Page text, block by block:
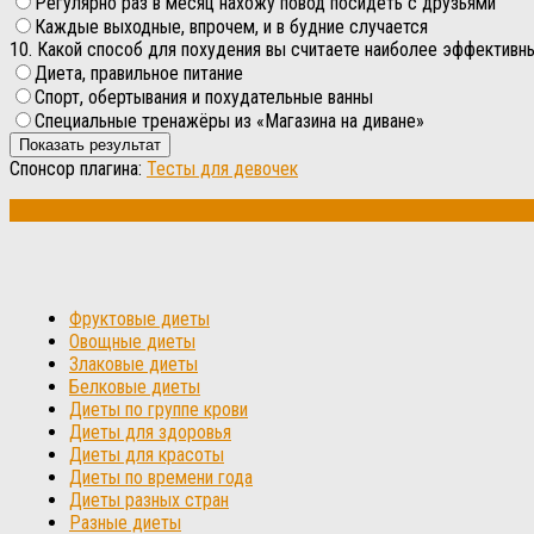
Каждые выходные, впрочем, и в будние случается
10. Какой способ для похудения вы считаете наиболее
Диета, правильное питание
Спорт, обертывания и похудательные ванны
Специальные тренажёры из «Магазина на диване»
Спонсор плагина: Тесты для девочек
Фруктовые диеты
Овощные диеты
Злаковые диеты
Белковые диеты
Диеты по группе крови
Диеты для здоровья
Диеты для красоты
Диеты по времени года
Диеты разных стран
Разные диеты